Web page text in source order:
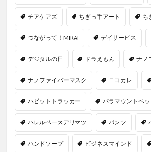
チアケアズ ちぎっ手アート ち
つながって！MIRAI デイサービス
デジタルの日 ドラえもん ナノ
ナノファイバーマスク ニコカレ
ハビットトラッカー パラマウントベッ
ハレルベースアリマツ パンツ
ハンドソープ ビジネスマインド